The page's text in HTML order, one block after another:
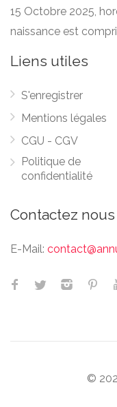
15 Octobre 2025,
naissance est
Liens utiles
S'enregistrer
Mentions légales
CGU - CGV
Politique de
confidentialité
Contactez nous
E-Mail:
©